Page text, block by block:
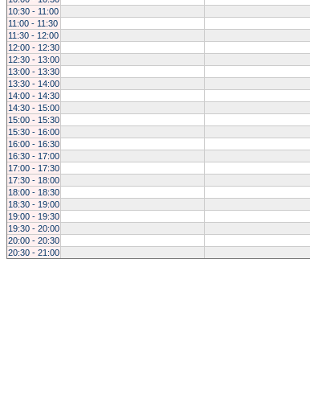
10:30 - 11:00
11:00 - 11:30
11:30 - 12:00
12:00 - 12:30
12:30 - 13:00
13:00 - 13:30
13:30 - 14:00
14:00 - 14:30
14:30 - 15:00
15:00 - 15:30
15:30 - 16:00
16:00 - 16:30
16:30 - 17:00
17:00 - 17:30
17:30 - 18:00
18:00 - 18:30
18:30 - 19:00
19:00 - 19:30
19:30 - 20:00
20:00 - 20:30
20:30 - 21:00